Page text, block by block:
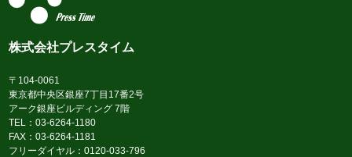
株式会社プレスタイム
〒104-0061
東京都中央区銀座7丁目17番2号
アーク銀座ビルディング 7階
TEL：03-6264-1180
FAX：03-6264-1181
フリーダイヤル：0120-033-796